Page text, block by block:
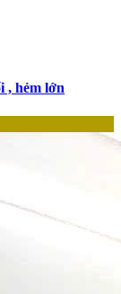
, hẻm lớn